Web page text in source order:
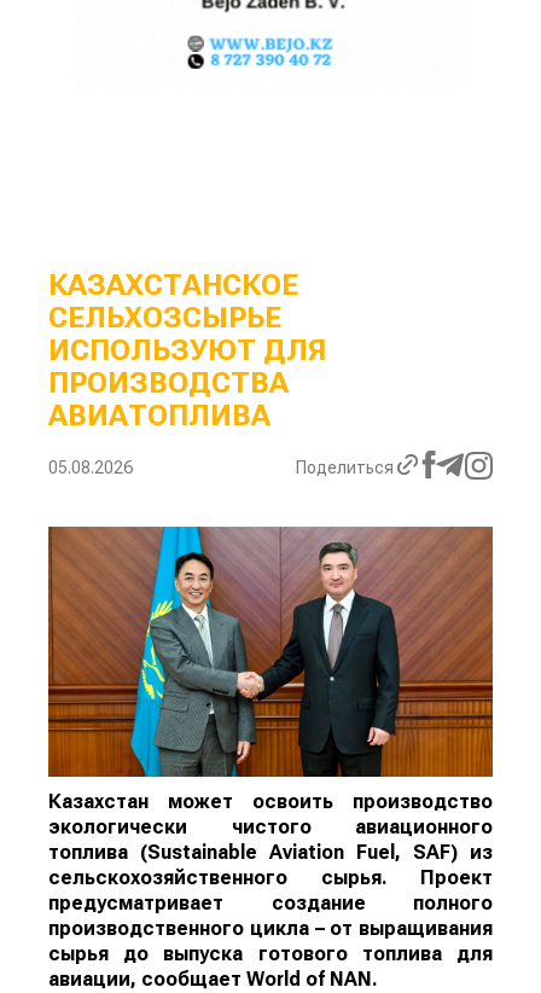
КАЗАХСТАНСКОЕ
СЕЛЬХОЗСЫРЬЕ
ИСПОЛЬЗУЮТ ДЛЯ
ПРОИЗВОДСТВА
АВИАТОПЛИВА
05.08.2026 Поделиться
Казахстан может освоить производство
экологически чистого авиационного
топлива (Sustainable Aviation Fuel, SAF) из
сельскохозяйственного сырья. Проект
предусматривает создание полного
производственного цикла – от выращивания
сырья до выпуска готового топлива для
авиации, сообщает World of NAN.